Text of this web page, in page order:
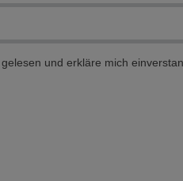
gelesen und erkläre mich